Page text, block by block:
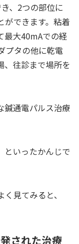
、2つの部位に
ができます。粘着
最大40mAでの経
プタの他に乾電
、往診まで場所を
鍼通電パルス治療
いったかんじで
見てみると、
された治療